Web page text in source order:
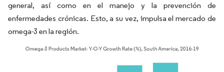
general, así como en el manejo y la prevención de
enfermedades crónicas. Esto, a su vez, impulsa el mercado de
omega-3 en la región.